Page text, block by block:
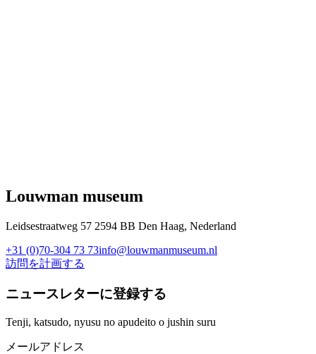
Louwman museum
Leidsestraatweg 57 2594 BB Den Haag, Nederland
+31 (0)70-304 73 73info@louwmanmuseum.nl
訪問を計画する
ニュースレターに登録する
Tenji, katsudo, nyusu no apudeito o jushin suru
メールアドレス